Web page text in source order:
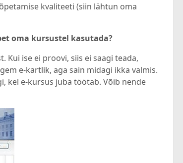
kvaliteeti (siin lähtun oma
oma kursustel kasutada?
Kui ise ei proovi, siis ei saagi teada,
e-kartlik, aga sain midagi ikka valmis.
kel e-kursus juba töötab. Võib nende